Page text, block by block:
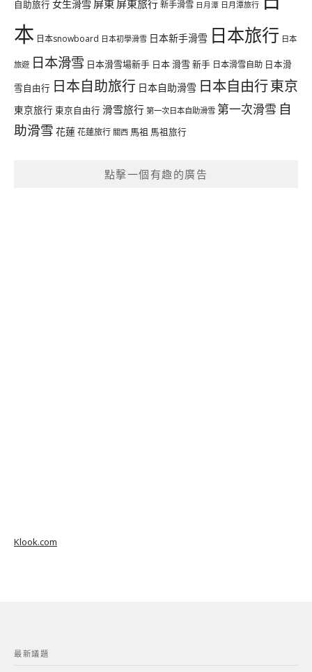
自助旅行 女生滑雪 屏東 屏東旅行新手滑雪 日月潭 日月潭旅行
本 日本snowboard 日本初學滑雪 日本新手滑雪 日本旅行 日本
旅遊 日本滑雪 日本滑雪場新手 日本 滑雪 新手 日本滑雪自助 日本滑
雪自由行 日本自助旅行 日本自助滑雪 日本自由行東京
東京旅行 東京自由行 滑雪旅行 第一次日本自助滑雪 第一次滑雪 自
助滑雪 花蓮花蓮旅行 關西 馬祖 馬祖旅行
點擊一個有趣的廣告
Klook.com
最新議題